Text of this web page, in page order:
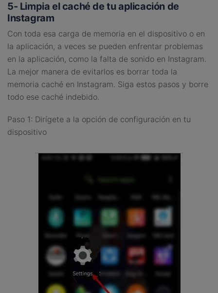
5- Limpia el caché de tu aplicación de
Instagram
Con toda esa carga de memoria en el dispositivo o en
la aplicación, a veces se pueden enfrentar problemas
en la aplicación, como la falta de sonido en Instagram.
La mejor manera de evitarlos es borrar toda la
memoria caché en Instagram. Siga estos pasos y borre
todo ese caché indebido.
Paso 1: Dirígete a la opción de configuración en tu
dispositivo